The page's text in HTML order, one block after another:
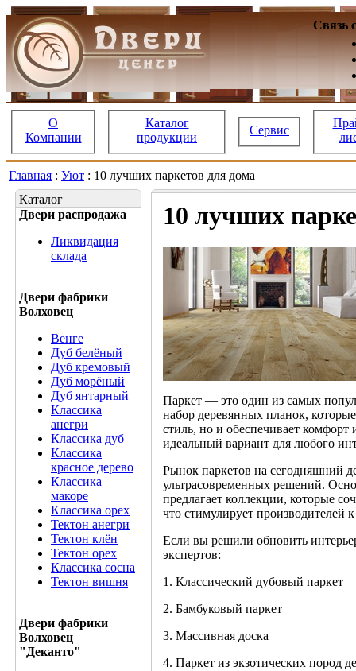
Связь
О
Компании
Каталог
продукции
Сервис
Главная : Уют : 10 лучших паркетов для дома
Каталог
Двери распродажа
Ликвидация
склада
Двери фабрики
Волховец
Венге
Дуб белёный
Дуб кремовый
Дуб морёный
Дуб янтарный
Классика
анегри
Классика дуб
Классика
красное дерево
Классика
макоре
Классика орех
Тектон анегри
Тектон клён
Тектон орех
Классика сосна
Тектон вишня
Двери фабрики
Волховец
"Деканто"
10 лучших
Паркет — это один из самых
набор деревянных планок,
стиль, но и обеспечивает комфорт
идеальный вариант для любого
Рынок паркетов на сегодняшний
ультрасовременных решений.
предлагает коллекции, которые
что стимулирует
Если вы решили обновить
экспертов:
1. Классический дубовый паркет
2. Бамбуковый паркет
3. Массивная доска
4. Паркет из экзотических пород